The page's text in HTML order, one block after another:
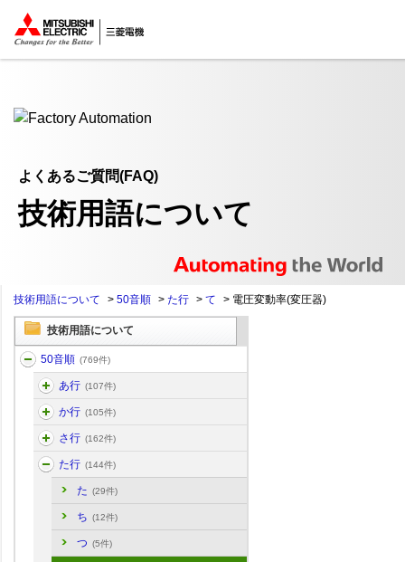
ここから本文
よくあるご質問(FAQ)
技術用語について
技術用語について > 50音順 > た行 > て > 電圧変動率(変圧器)
技術用語について
50音順 (769件)
あ行 (107件)
か行 (105件)
さ行 (162件)
た行 (144件)
た (29件)
ち (12件)
つ (5件)